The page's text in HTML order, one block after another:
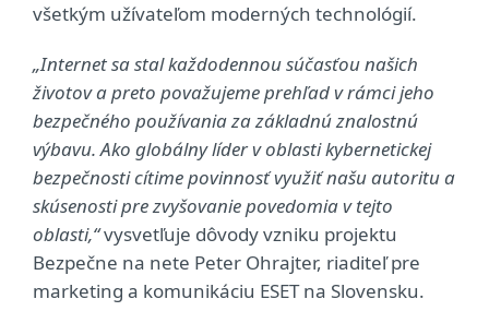
všetkým užívateľom moderných technológií.
„Internet sa stal každodennou súčasťou našich
životov a preto považujeme prehľad v rámci jeho
bezpečného používania za základnú znalostnú
výbavu. Ako globálny líder v oblasti kybernetickej
bezpečnosti cítime povinnosť využiť našu autoritu a
skúsenosti pre zvyšovanie povedomia v tejto
oblasti,“vysvetľuje dôvody vzniku projektu
Bezpečne na nete Peter Ohrajter, riaditeľ pre
marketing a komunikáciu ESET na Slovensku.